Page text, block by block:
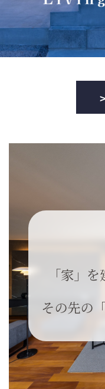
「家」
その先の